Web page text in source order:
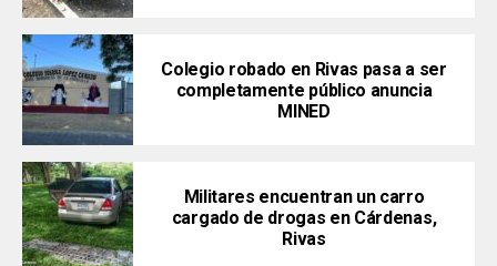
Colegio robado en Rivas pasa a ser
completamente público anuncia
MINED
Militares encuentran un carro
cargado de drogas en Cárdenas,
Rivas